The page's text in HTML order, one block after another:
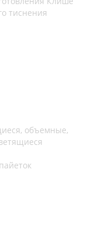
тиснения
объемные,